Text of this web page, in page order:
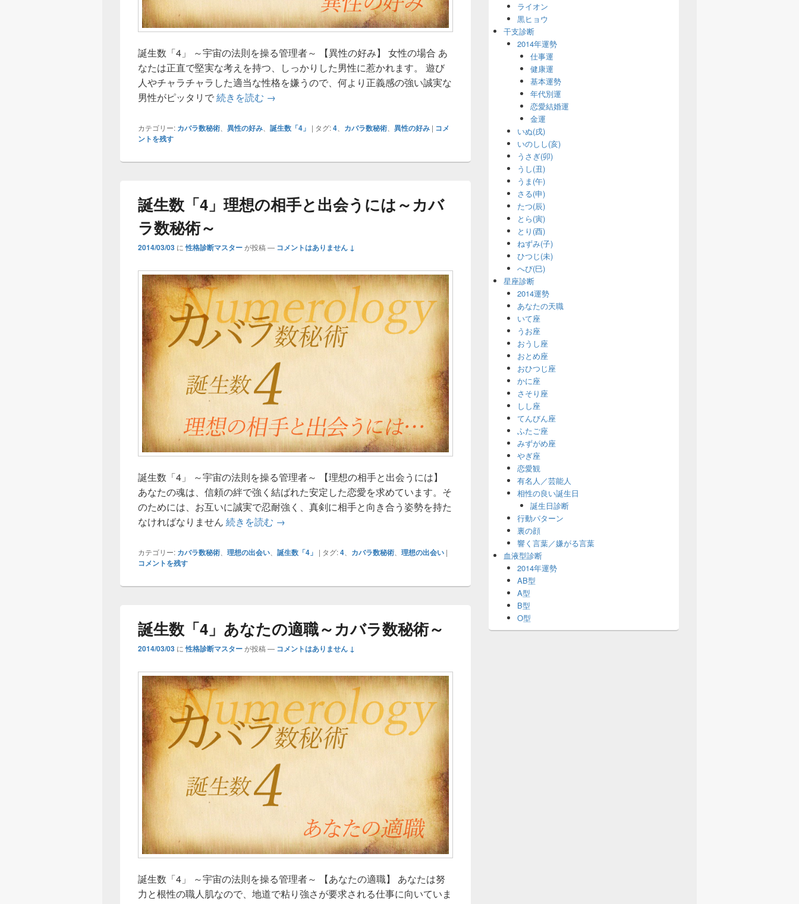
誕生数「4」 ～宇宙の法則を操る管理者～ 【異性の好み】 女性の場合 あ
なたは正直で堅実な考えを持つ、しっかりした男性に惹かれます。 遊び
人やチャラチャラした適当な性格を嫌うので、何より正義感の強い誠実な
男性がピッタリで続きを読む 誕生数「4」の異性の好み～カバラ数秘術～
→
カテゴリー: カバラ数秘術 異性の好み 誕生数「4」 | タグ:4 カバラ数秘術 異性の好み | コメ
ントを残す
誕生数「4」理想の相手と出会うには～カバ
ラ数秘術～
2014/03/03 に 性格診断マスターが投稿 — コメントはありません ↓
誕生数「4」 ～宇宙の法則を操る管理者～ 【理想の相手と出会うには】
あなたの魂は、信頼の絆で強く結ばれた安定した恋愛を求めています。そ
のためには、お互いに誠実で忍耐強く、真剣に相手と向き合う姿勢を持た
なければなりません 続きを読む 誕生数「4」理想の相手と出会うには～カバラ数秘術～
→
カテゴリー: カバラ数秘術 理想の出会い 誕生数「4」 | タグ:4 カバラ数秘術 理想の出会い |
コメントを残す
誕生数「4」あなたの適職～カバラ数秘術～
2014/03/03 に 性格診断マスターが投稿 — コメントはありません ↓
誕生数「4」 ～宇宙の法則を操る管理者～ 【あなたの適職】 あなたは努
力と根性の職人肌なので、地道で粘り強さが要求される仕事に向いていま
ライオン
黒ヒョウ
干支診断
2014年運勢
仕事運
健康運
基本運勢
年代別運
恋愛結婚運
金運
いぬ(戌)
いのしし(亥)
うさぎ(卯)
うし(丑)
うま(午)
さる(申)
たつ(辰)
とら(寅)
とり(酉)
ねずみ(子)
ひつじ(未)
へび(巳)
星座診断
2014運勢
あなたの天職
いて座
うお座
おうし座
おとめ座
おひつじ座
かに座
さそり座
しし座
てんびん座
ふたご座
みずがめ座
やぎ座
恋愛観
有名人／芸能人
相性の良い誕生日
誕生日診断
行動パターン
裏の顔
響く言葉／嫌がる言葉
血液型診断
2014年運勢
AB型
A型
B型
O型